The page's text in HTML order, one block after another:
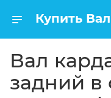
Вал
задний в